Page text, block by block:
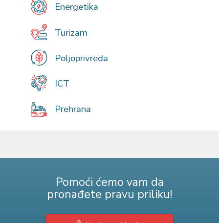
Energetika
Turizam
Poljoprivreda
ICT
Prehrana
Pomoći ćemo vam da
pronađete pravu priliku!